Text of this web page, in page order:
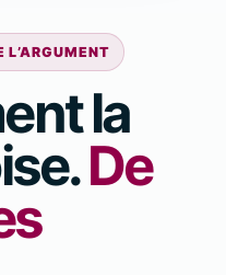
la
De